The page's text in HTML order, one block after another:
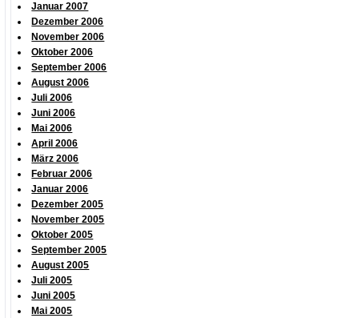
Januar 2007
Dezember 2006
November 2006
Oktober 2006
September 2006
August 2006
Juli 2006
Juni 2006
Mai 2006
April 2006
März 2006
Februar 2006
Januar 2006
Dezember 2005
November 2005
Oktober 2005
September 2005
August 2005
Juli 2005
Juni 2005
Mai 2005